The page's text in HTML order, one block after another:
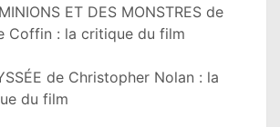
ET DES MONSTRES de
Coffin : la critique du film
de Christopher Nolan : la
du film